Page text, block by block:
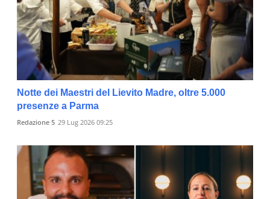
Notte dei Maestri del Lievito Madre, oltre 5.000
presenze a Parma
Redazione 5 29 Lug 2026 09:25